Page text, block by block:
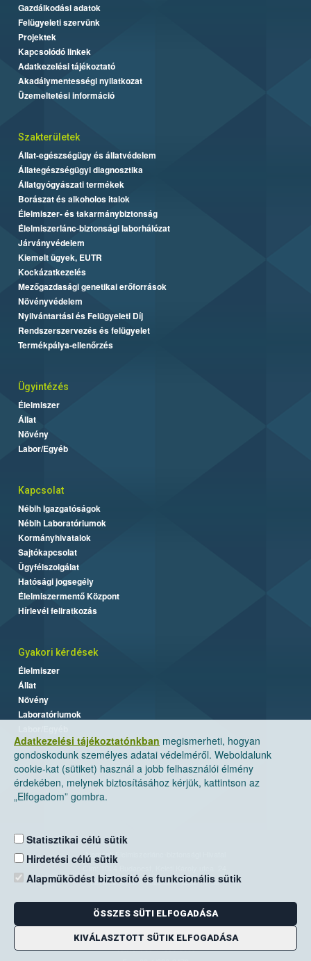
Adatkezelési tájékoztatónkban megismerheti, hogyan
gondoskodunk személyes adatai védelméről. Weboldalunk
cookie-kat (sütiket) használ a jobb felhasználói élmény
érdekében, melynek biztosításához kérjük, kattintson az
„Elfogadom” gombra.
Statisztikai célú sütik
Hirdetési célú sütik
Alapműködést biztosító és funkcionális sütik
ÖSSZES SÜTI ELFOGADÁSA
KIVÁLASZTOTT SÜTIK ELFOGADÁSA
Gazdálkodási adatok
Felügyeleti szervünk
Projektek
Kapcsolódó linkek
Adatkezelési tájékoztató
Akadálymentességi nyilatkozat
Üzemeltetési információ
Szakterületek
Állat-egészségügy és állatvédelem
Állategészségügyi diagnosztika
Állatgyógyászati termékek
Borászat és alkoholos italok
Élelmiszer- és takarmánybiztonság
Élelmiszerlánc-biztonsági laborhálózat
Járványvédelem
Kiemelt ügyek, EUTR
Kockázatkezelés
Mezőgazdasági genetikai erőforrások
Növényvédelem
Nyilvántartási és Felügyeleti Díj
Rendszerszervezés és felügyelet
Termékpálya-ellenőrzés
Ügyintézés
Élelmiszer
Állat
Növény
Labor/Egyéb
Kapcsolat
Nébih Igazgatóságok
Nébih Laboratóriumok
Kormányhivatalok
Sajtókapcsolat
Ügyfélszolgálat
Hatósági jogsegély
Élelmiszermentő Központ
Hírlevél feliratkozás
Gyakori kérdések
Élelmiszer
Állat
Növény
Laboratóriumok
Nemzeti Élelmiszerlánc-biztonsági Hivatal
Levelezési cím: 1525 Budapest. Pf. 30.
E-mail:ugyfelszolgalat@nebih.gov.hu
Zöld szám: 06-80/263-244
Telefon: 06-1/ 336-9000